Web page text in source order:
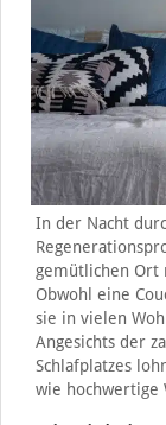
In der Nacht
gemütlichen Ort
Obwohl eine
sie in vielen
Angesichts der
Schlafplatzes
wie hochwertige